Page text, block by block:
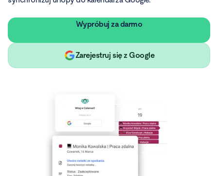
Wypróbuj za darmo
Zarejestruj się z Google